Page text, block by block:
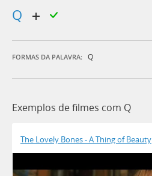
FORMAS DA PALAVRA: Q
Exemplos de filmes com Q
The Lovely Bones - A Thing of Beauty